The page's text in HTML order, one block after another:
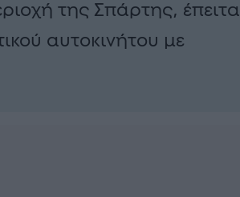
της Σπάρτης, έπειτα
αυτοκινήτου με